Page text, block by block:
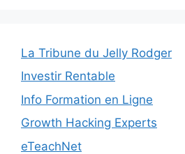
La Tribune du Jelly Rodger
Investir Rentable
Info Formation en Ligne
Growth Hacking Experts
eTeachNet